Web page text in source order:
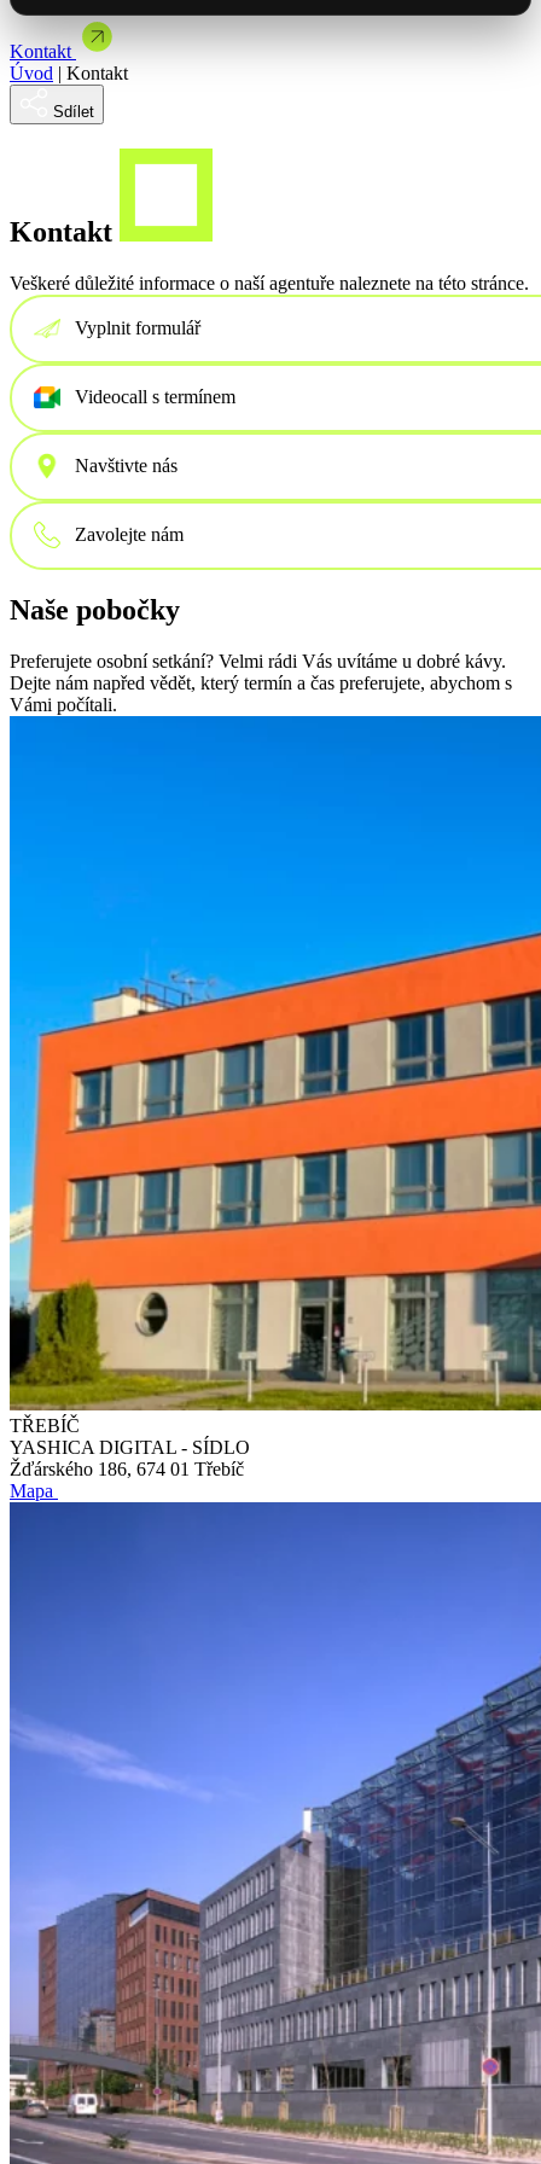
Brandová kampaň spojená s showroomem
Se Spakem jsme uvedli řadu Master na český trh
Mohlo by Vás zajímat
Mýty a mylné představy o automatizaci
Mohlo by Vás zajímat
Články & studie
Jak jsme dodali NFC vizitky pro ORLEN Slovakia
Nabídka spolupráce
Vybrat termín
Kontakt
Úvod | Kontakt
Sdílet
Kontakt
Veškeré důležité informace o naší agentuře naleznete na této stránce.
Vyplnit formulář
Videocall s termínem
Navštivte nás
Zavolejte nám
Naše pobočky
Preferujete osobní setkání? Velmi rádi Vás uvítáme u dobré kávy.
Dejte nám napřed vědět, který termín a čas preferujete, abychom s
Vámi počítali.
TŘEBÍČ
YASHICA DIGITAL - SÍDLO
Žďárského 186, 674 01 Třebíč
Mapa